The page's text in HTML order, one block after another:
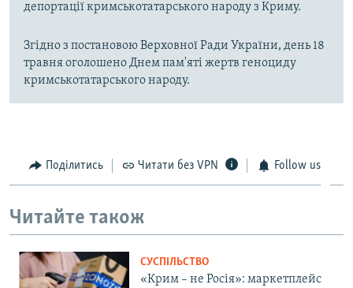
депортації кримськотатарського народу з Криму.
Згідно з постановою Верховної Ради України, день 18
травня оголошено Днем пам'яті жертв геноциду
кримськотатарського народу.
Поділитись Читати без VPN Follow us
Читайте також
СУСПІЛЬСТВО
«Крим – не Росія»: маркетплейс